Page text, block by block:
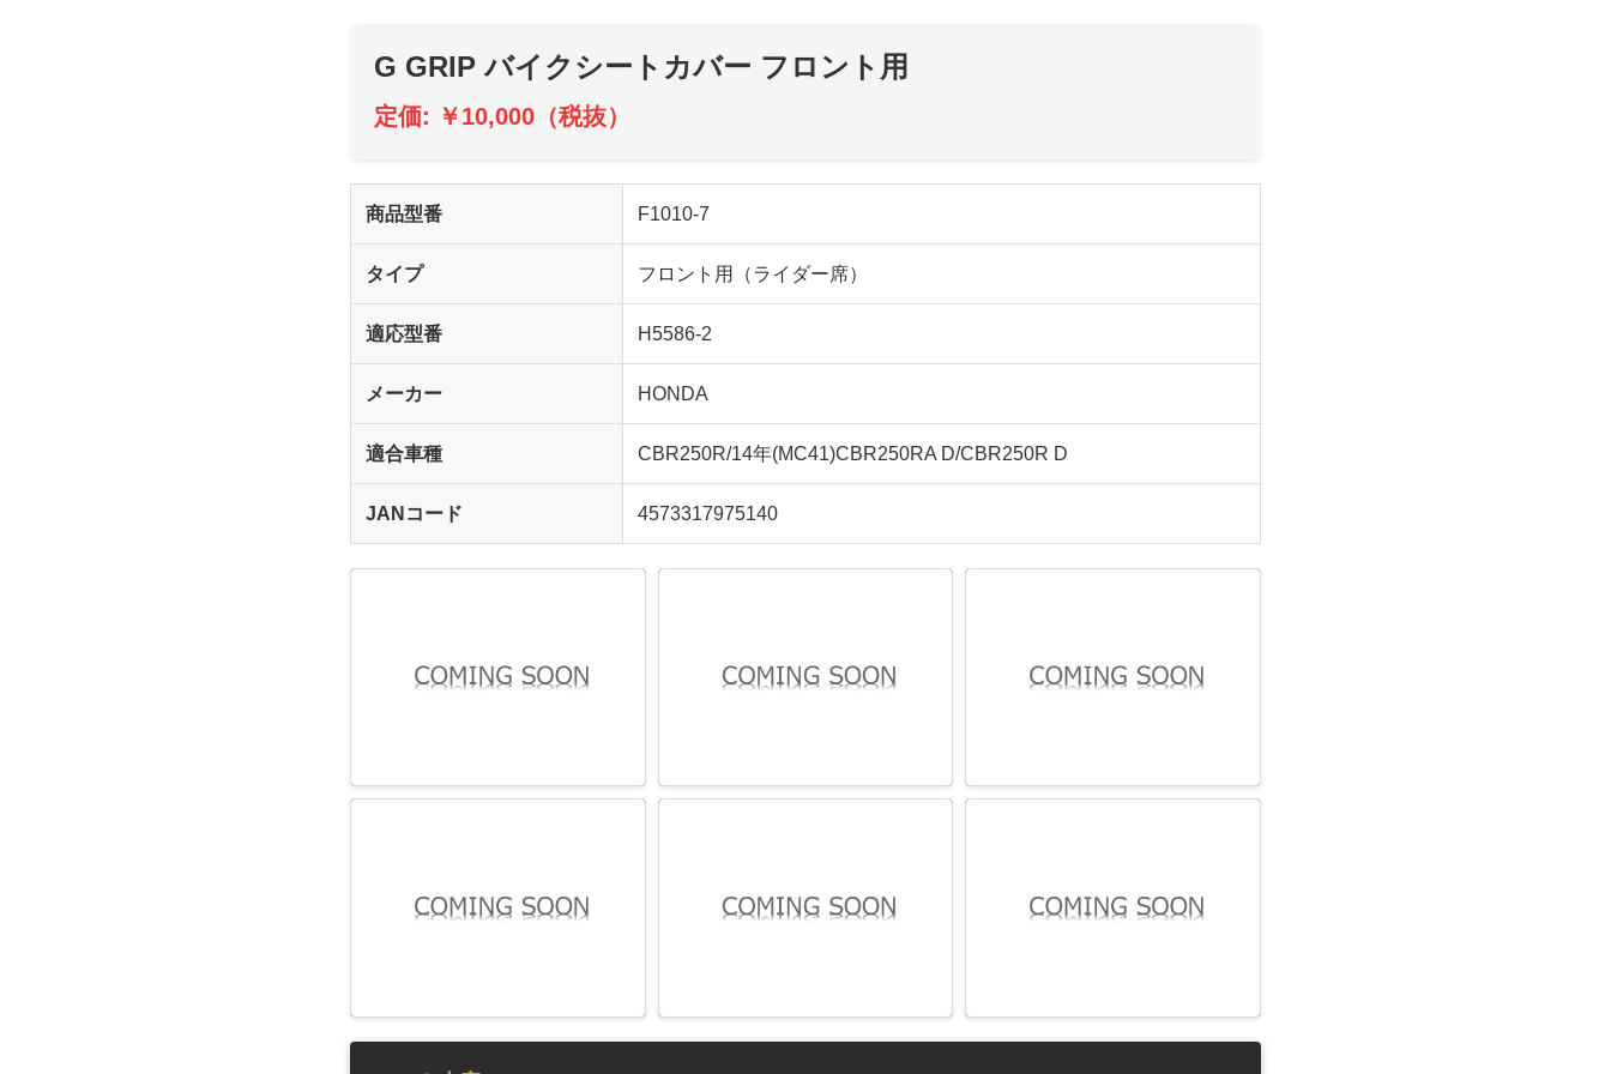
G GRIP バイクシートカバー フロント用
定価: ￥10,000（税抜）
商品型番 F1010-7
タイプ フロント用（ライダー席）
適応型番 H5586-2
メーカー HONDA
適合車種 CBR250R/14年(MC41)CBR250RA D/CBR250R D
JANコード 4573317975140